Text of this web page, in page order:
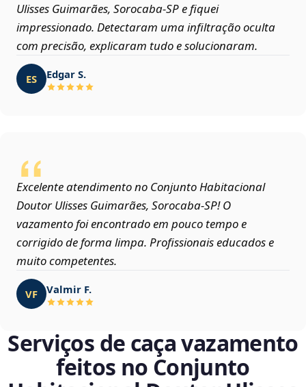
Ulisses Guimarães, Sorocaba‑SP e fiquei
impressionado. Detectaram uma infiltração oculta
com precisão, explicaram tudo e solucionaram.
ES Edgar S.
Excelente atendimento no Conjunto Habitacional
Doutor Ulisses Guimarães, Sorocaba‑SP! O
vazamento foi encontrado em pouco tempo e
corrigido de forma limpa. Profissionais educados e
muito competentes.
VF Valmir F.
Serviços de caça vazamento
feitos no Conjunto